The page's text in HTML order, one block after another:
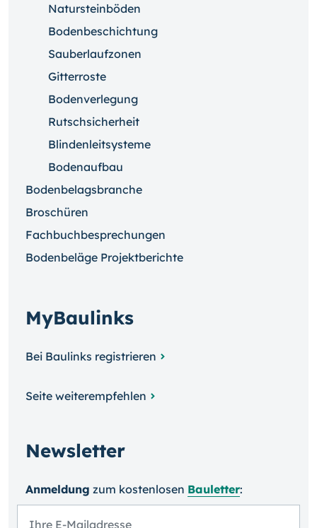
Natursteinböden
Bodenbeschichtung
Sauberlaufzonen
Gitterroste
Bodenverlegung
Rutschsicherheit
Blindenleitsysteme
Bodenaufbau
Bodenbelagsbranche
Broschüren
Fachbuchbesprechungen
Bodenbeläge Projektberichte
MyBaulinks
Bei Baulinks registrieren
Seite weiterempfehlen
Newsletter
Anmeldung zum kosten­losen Bauletter: